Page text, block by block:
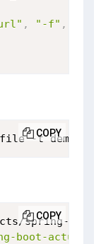
, "-f" ,
-t COPY
spring-
boot-
COPY